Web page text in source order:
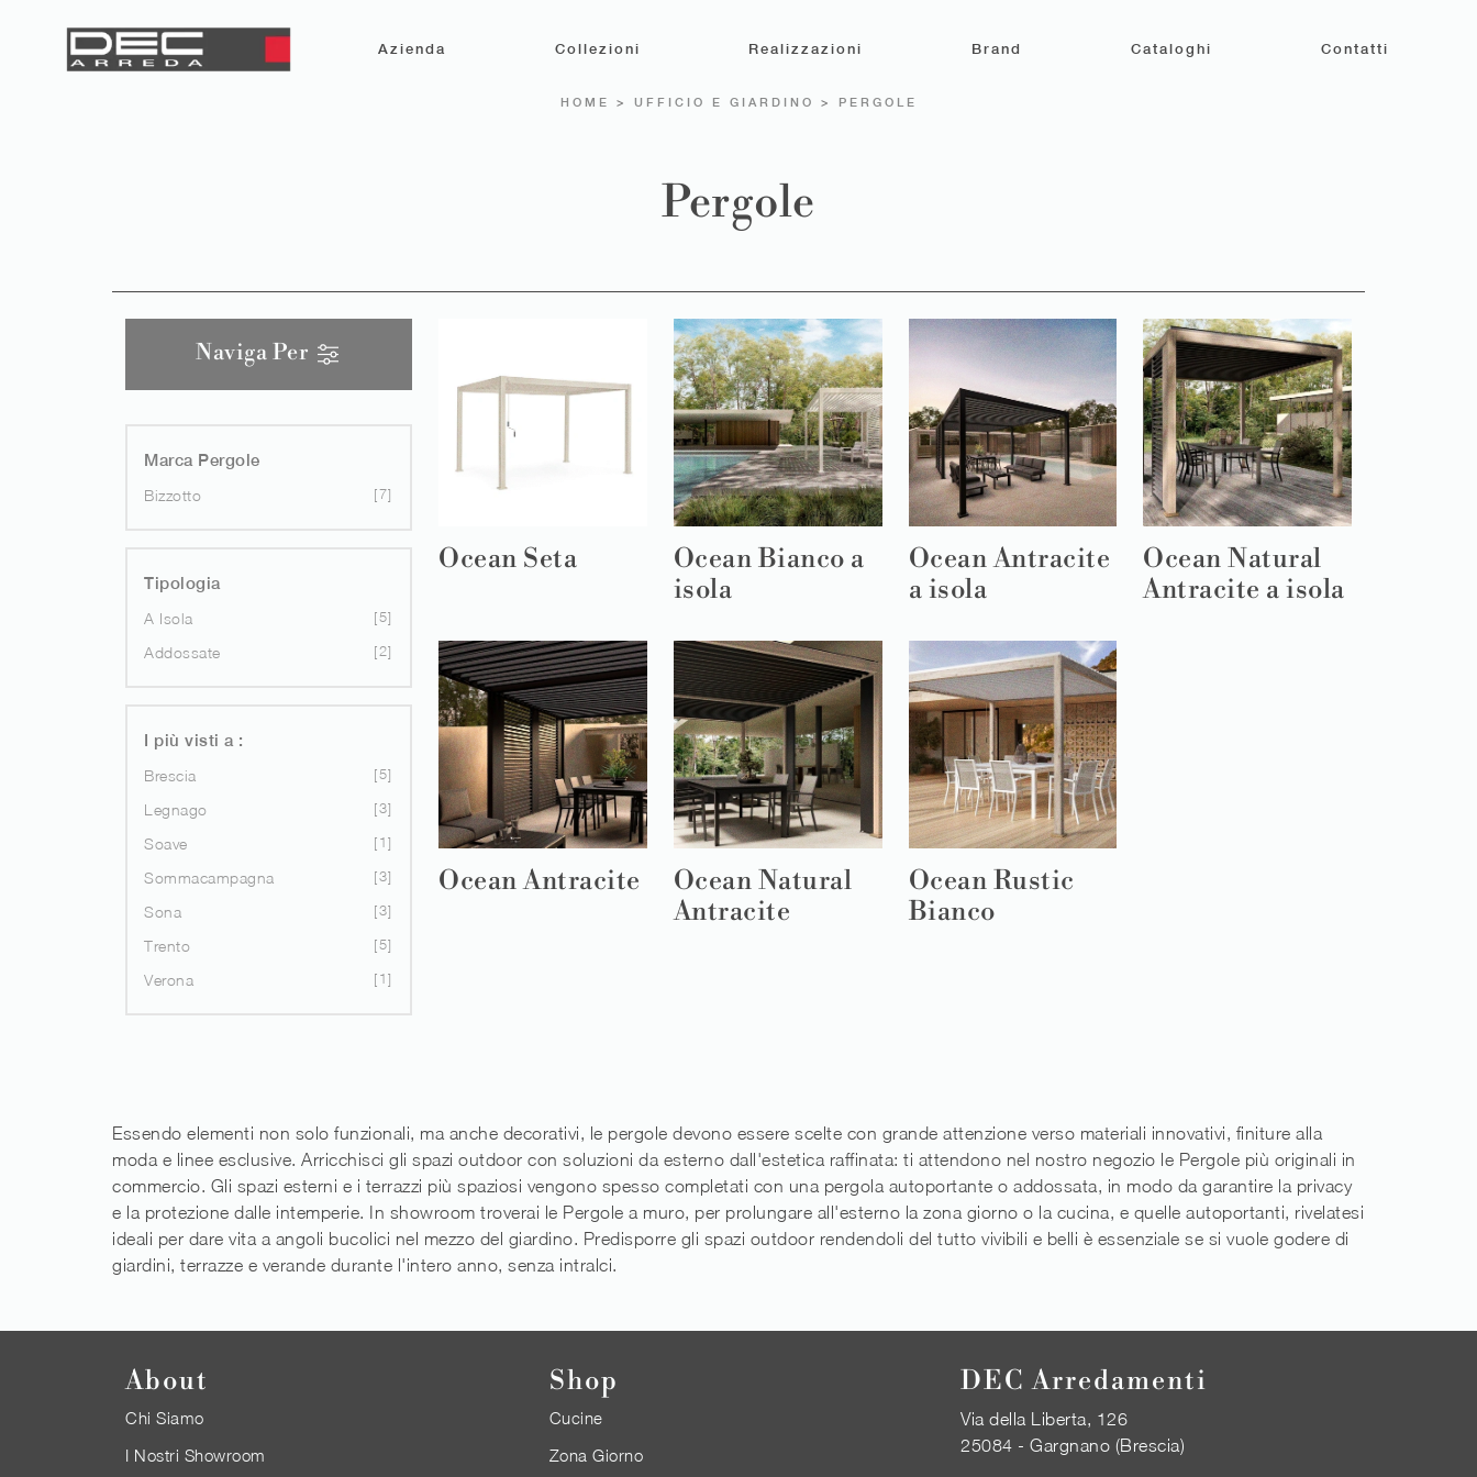
Azienda Collezioni Realizzazioni Brand Cataloghi Contatti
HOME > UFFICIO E GIARDINO > PERGOLE
Pergole
Naviga Per
Marca Pergole
Bizzotto
7
Tipologia
A Isola
5
Addossate 2
I più visti a :
Brescia
5
Legnago 3
Soave 1
Sommacampagna 3
Sona 3
Trento 5
Verona 1
Ocean Seta
Ocean Bianco a
isola
Ocean Antracite
a isola
Ocean Natural
Antracite a isola
Ocean Antracite
Ocean Natural
Antracite
Ocean Rustic
Bianco
Essendo elementi non solo funzionali, ma anche decorativi, le pergole devono essere scelte con grande attenzione verso materiali innovativi, finiture alla
moda e linee esclusive. Arricchisci gli spazi outdoor con soluzioni da esterno dall'estetica raffinata: ti attendono nel nostro negozio le Pergole più originali in
commercio. Gli spazi esterni e i terrazzi più spaziosi vengono spesso completati con una pergola autoportante o addossata, in modo da garantire la privacy
e la protezione dalle intemperie. In showroom troverai le Pergole a muro, per prolungare all'esterno la zona giorno o la cucina, e quelle autoportanti, rivelatesi
ideali per dare vita a angoli bucolici nel mezzo del giardino. Predisporre gli spazi outdoor rendendoli del tutto vivibili e belli è essenziale se si vuole godere di
giardini, terrazze e verande durante l'intero anno, senza intralci.
About
Chi Siamo
I Nostri Showroom
Shop
Cucine
Zona Giorno
DEC Arredamenti
Via della Liberta, 126
25084 - Gargnano (Brescia)